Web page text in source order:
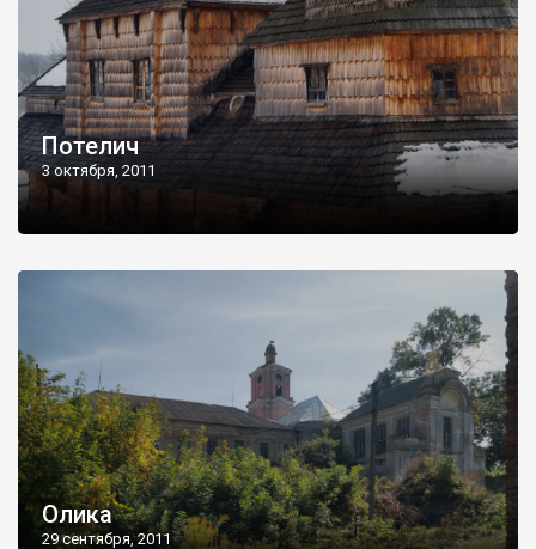
Потелич
3 октября, 2011
Олика
29 сентября, 2011